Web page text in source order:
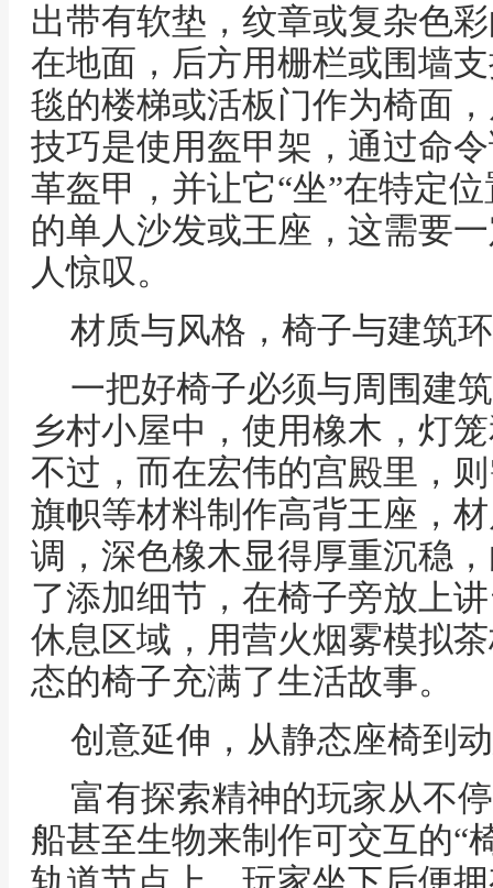
出带有软垫，纹章或复杂色
在地面，后方用栅栏或围墙
毯的楼梯或活板门作为椅面
技巧是使用盔甲架，通过命
革盔甲，并让它“坐”在特定
的单人沙发或王座，这需要
人惊叹。
材质与风格，椅子与建筑
一把好椅子必须与周围建
乡村小屋中，使用橡木，灯
不过，而在宏伟的宫殿里，
旗帜等材料制作高背王座，
调，深色橡木显得厚重沉稳
了添加细节，在椅子旁放上
休息区域，用营火烟雾模拟
态的椅子充满了生活故事。
创意延伸，从静态座椅到
富有探索精神的玩家从不
船甚至生物来制作可交互的“